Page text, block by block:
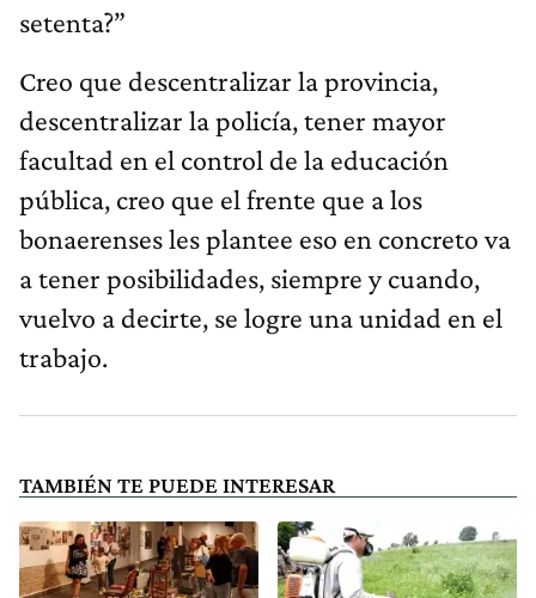
setenta?”
Creo que descentralizar la provincia,
descentralizar la policía, tener mayor
facultad en el control de la educación
pública, creo que el frente que a los
bonaerenses les plantee eso en concreto va
a tener posibilidades, siempre y cuando,
vuelvo a decirte, se logre una unidad en el
trabajo.
TAMBIÉN TE PUEDE INTERESAR